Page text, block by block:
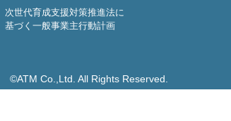
次世代育成支援対策推進法に
基づく一般事業主行動計画
©ATM Co.,Ltd. All Rights Reserved.